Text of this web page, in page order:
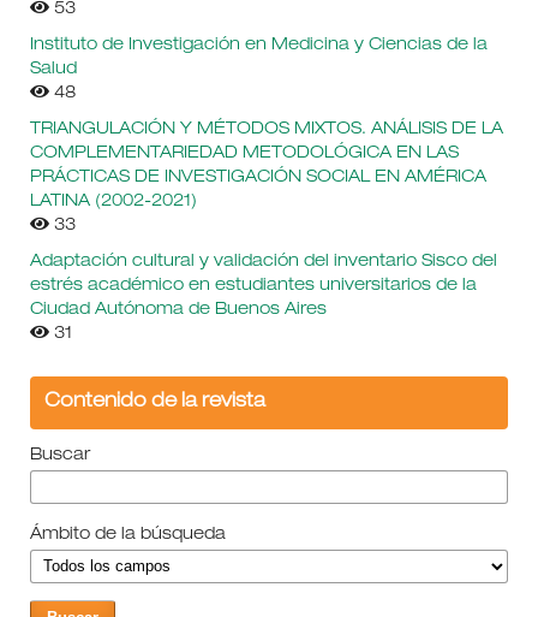
53
Instituto de Investigación en Medicina y Ciencias de la
Salud
48
TRIANGULACIÓN Y MÉTODOS MIXTOS. ANÁLISIS DE LA
COMPLEMENTARIEDAD METODOLÓGICA EN LAS
PRÁCTICAS DE INVESTIGACIÓN SOCIAL EN AMÉRICA
LATINA (2002-2021)
33
Adaptación cultural y validación del inventario Sisco del
estrés académico en estudiantes universitarios de la
Ciudad Autónoma de Buenos Aires
31
Contenido de la revista
Buscar
Ámbito de la búsqueda